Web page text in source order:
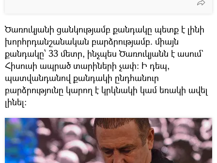
Ծառուկյանի ցանկությամբ քանդակը պետք է լինի
խորհրդանշանական բարձրությամբ. միայն
քանդակը՝ 33 մետր, ինչպես Ծառուկյանն է ասում`
Հիսուսի ապրած տարիների չափ։ Ի դեպ,
պատվանդանով քանդակի ընդհանուր
բարձրությունը կարող է կրկնակի կամ եռակի ավել
լինել։